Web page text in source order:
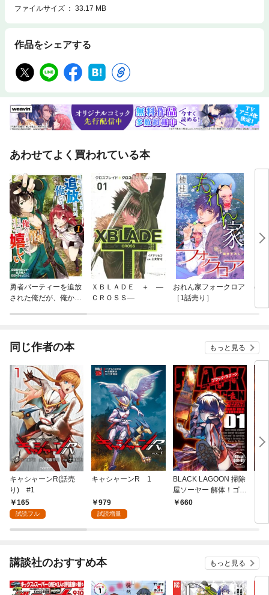
ファイルサイズ
33.17 MB
作品をシェアする
あわせてよく買われている本
勇者パーティーを追放
された俺だが、俺から
られては困るのだが？
（コミック）
ＸＢＬＡＤＥ ＋ —
ＣＲＯＳＳ—
おれん家フォークロア
［1話売り］
げ
同じ作者の本 もっと見る
キャシャーンR(話売
り) #1
165
試読フル
キャシャーンR 1
979
試読増量
BLACK LAGOON 掃除
屋ソーヤー 解体！ゴア
ゴア娘（１）
660
講談社のおすすめ本 もっと見る